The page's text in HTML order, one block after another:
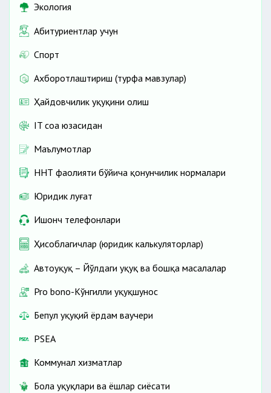
Экология
Абитуриентлар учун
Спорт
Ахборотлаштириш (турфа мавзулар)
Ҳайдовчилик ҳуқуқини олиш
IT соҳа юзасидан
Маълумотлар
ННТ фаолияти бўйича қонунчилик нормалари
Юридик луғат
Ишонч телефонлари
Ҳисоблагичлар (юридик калькуляторлар)
Автоҳуқуқ – Йўлдаги ҳуқуқ ва бошқа масалалар
Pro bono-Кўнгилли ҳуқуқшунос
Бепул ҳуқуқий ёрдам ваучери
PSEA
Коммунал хизматлар
Бола ҳуқуқлари ва ёшлар сиёсати